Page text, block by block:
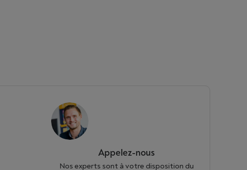
Appelez-nous
Nos experts sont à votre disposition du